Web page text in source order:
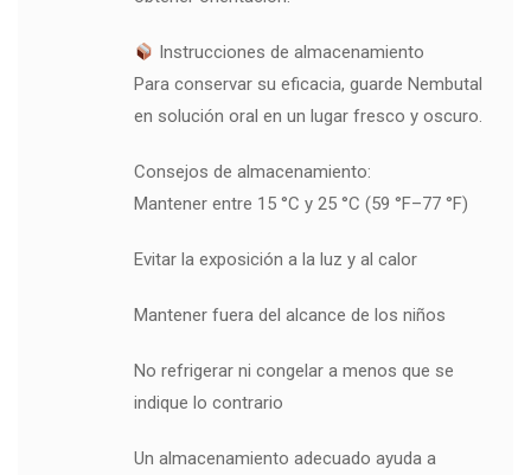
Instrucciones de almacenamiento
Para conservar su eficacia, guarde Nembutal
en solución oral en un lugar fresco y oscuro.
Consejos de almacenamiento:
Mantener entre 15 °C y 25 °C (59 °F–77 °F)
Evitar la exposición a la luz y al calor
Mantener fuera del alcance de los niños
No refrigerar ni congelar a menos que se
indique lo contrario
Un almacenamiento adecuado ayuda a